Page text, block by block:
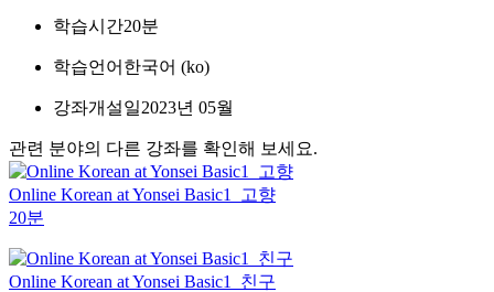
학습시간20분
학습언어 한국어 ‎(ko)‎
강좌개설일2023년 05월
관련 분야의 다른 강좌를 확인해 보세요.
Online Korean at Yonsei Basic1_고향
20분
Online Korean at Yonsei Basic1_친구